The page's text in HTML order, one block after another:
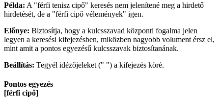
Példa: A "férfi tenisz cipő" keresés nem jelenítené meg a hirdető
hirdetését, de a "férfi cipő vélemények" igen.
Előnye: Biztosítja, hogy a kulcsszavad központi fogalma jelen
legyen a keresési kifejezésben, miközben nagyobb volument érsz el,
mint amit a pontos egyezésű kulcsszavak biztosítanának.
Beállítás: Tegyél idézőjeleket (" ") a kifejezés köré.
Pontos egyezés
[férfi cipő]